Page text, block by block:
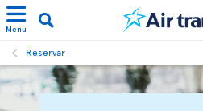
Menu
Reservar